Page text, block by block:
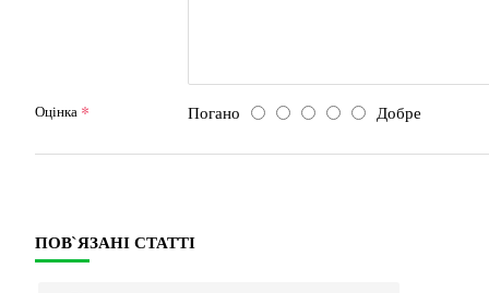
Оцінка Погано Добре
ПОВ`ЯЗАНІ СТАТТІ